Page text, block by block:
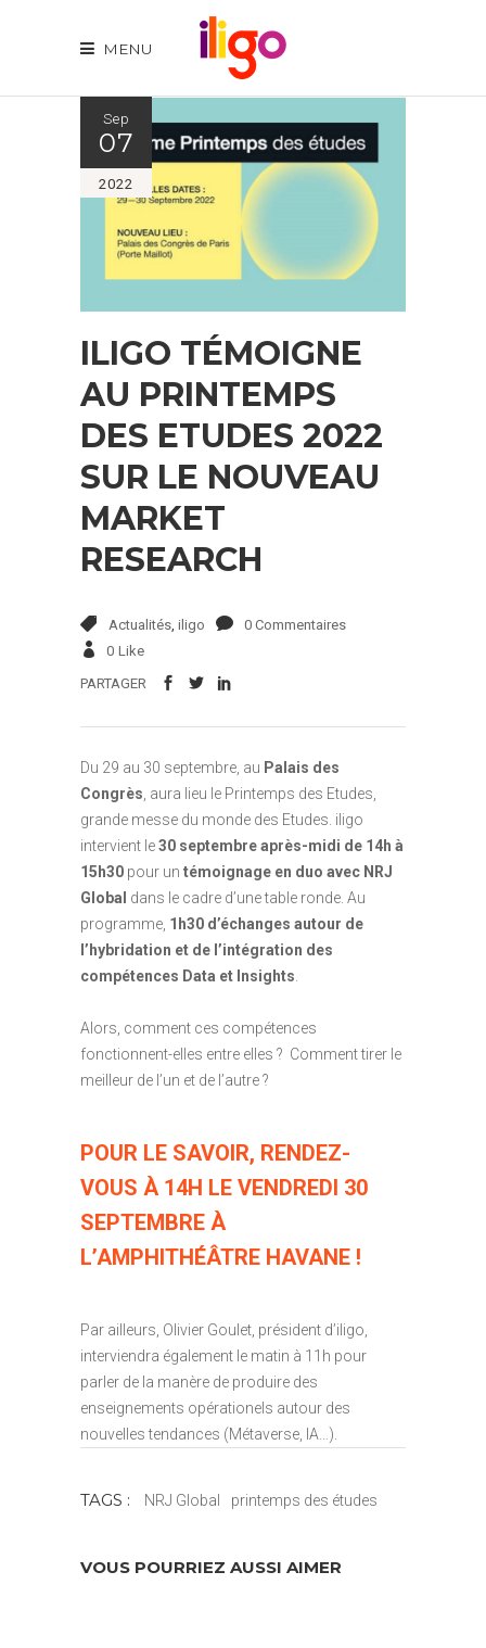
MENU
Sep
07
2022
ILIGO TÉMOIGNE
AU PRINTEMPS
DES ETUDES 2022
SUR LE NOUVEAU
MARKET
RESEARCH
Actualités, iligo
0 Commentaires
0 Like
PARTAGER
Du 29 au 30 septembre, au Palais des
Congrès , aura lieu le Printemps des Etudes,
grande messe du monde des Etudes. iligo
intervient le30 septembre après-midi de 14h à
15h30 pour un témoignage en duo avec NRJ
Global dans le cadre d’une table ronde. Au
programme, 1h30 d’échanges autour de
l’hybridation et de l’intégration des
compétences Data et Insights
Alors, comment ces compétences
fonctionnent-elles entre elles ? Comment tirer le
meilleur de l’un et de l’autre ?
POUR LE SAVOIR, RENDEZ-
VOUS À 14H LE VENDREDI 30
SEPTEMBRE À
L’AMPHITHÉÂTRE HAVANE !
Par ailleurs, Olivier Goulet, président d’iligo,
interviendra également le matin à 11h pour
parler de la manère de produire des
enseignements opérationels autour des
nouvelles tendances (Métaverse, IA…).
TAGS : NRJ Global printemps des études
VOUS POURRIEZ AUSSI AIMER